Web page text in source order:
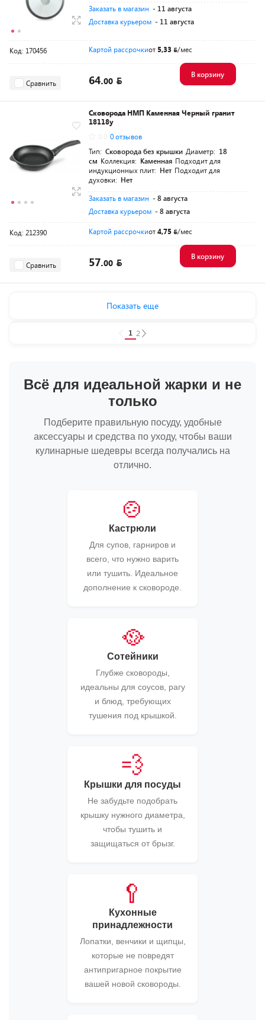
Заказать в магазин - 11 августа
Доставка курьером - 11 августа
Код: 170456 Картой рассрочкиот 5,33 /мес
Сравнить 64.00
В корзину
Сковорода НМП Каменная Черный гранит
18118у
0 отзывов
Тип: Сковорода без крышки Диаметр: 18
см Коллекция: Каменная Подходит для
индукционных плит: Нет Подходит для
духовки: Нет
Заказать в магазин - 8 августа
Доставка курьером - 8 августа
Код: 212390 Картой рассрочкиот4,75 /мес
Сравнить 57.00
В корзину
Показать еще
1 2
Всё для идеальной жарки и не
только
Подберите правильную посуду, удобные
аксессуары и средства по уходу, чтобы ваши
кулинарные шедевры всегда получались на
отлично.
🍲
Кастрюли
Для супов, гарниров и
всего, что нужно варить
или тушить. Идеальное
дополнение к сковороде.
🥘
Сотейники
Глубже сковороды,
идеальны для соусов, рагу
и блюд, требующих
тушения под крышкой.
💨
Крышки для посуды
Не забудьте подобрать
крышку нужного диаметра,
чтобы тушить и
защищаться от брызг.
🥄
Кухонные
принадлежности
Лопатки, венчики и щипцы,
которые не повредят
антипригарное покрытие
вашей новой сковороды.